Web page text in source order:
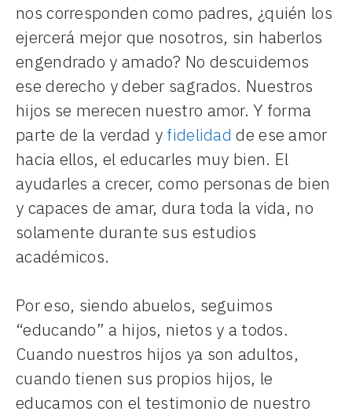
nos corresponden como padres, ¿quién los
ejercerá mejor que nosotros, sin haberlos
engendrado y amado? No descuidemos
ese derecho y deber sagrados. Nuestros
hijos se merecen nuestro amor. Y forma
parte de la verdad y fidelidad de ese amor
hacia ellos, el educarles muy bien. El
ayudarles a crecer, como personas de bien
y capaces de amar, dura toda la vida, no
solamente durante sus estudios
académicos.
Por eso, siendo abuelos, seguimos
“educando” a hijos, nietos y a todos.
Cuando nuestros hijos ya son adultos,
cuando tienen sus propios hijos, le
educamos con el testimonio de nuestro